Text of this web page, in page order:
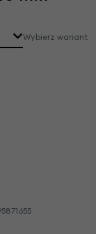
Wybierz wariant